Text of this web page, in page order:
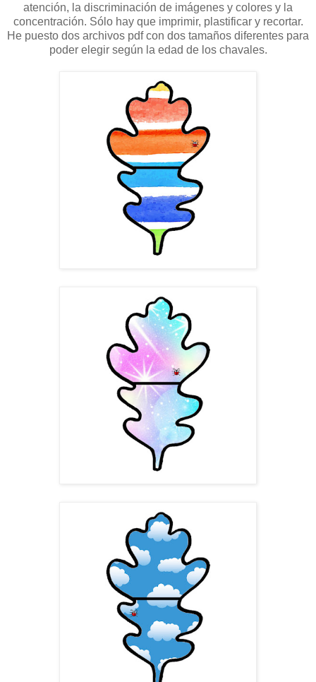
atención, la discriminación de imágenes y colores y la
concentración. Sólo hay que imprimir, plastificar y recortar.
He puesto dos archivos pdf con dos tamaños diferentes para
poder elegir según la edad de los chavales.